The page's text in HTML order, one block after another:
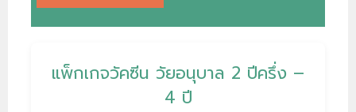
แพ็กเกจวัคซีน วัยอนุบาล 2 ปีครึ่ง –
4 ปี